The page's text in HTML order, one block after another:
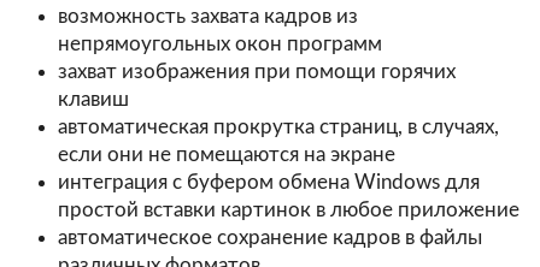
возможность захвата кадров из
непрямоугольных окон программ
захват изображения при помощи горячих
клавиш
автоматическая прокрутка страниц, в случаях,
если они не помещаются на экране
интеграция с буфером обмена Windows для
простой вставки картинок в любое приложение
автоматическое сохранение кадров в файлы